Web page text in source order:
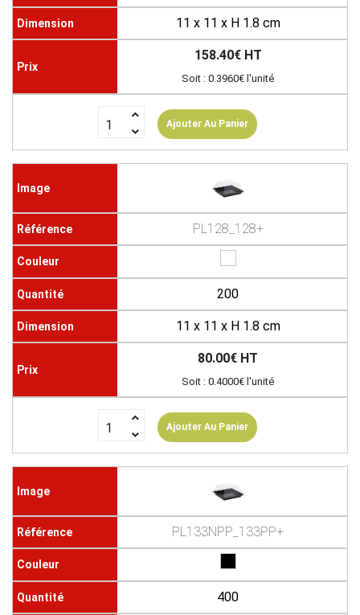
11 x 11 x H 1.8 cm
158.40€ HT
Soit : 0.3960€ l'unité
Ajouter Au Panier
PL128_128+
200
11 x 11 x H 1.8 cm
80.00€ HT
Soit : 0.4000€ l'unité
Ajouter Au Panier
PL133NPP_133PP+
400